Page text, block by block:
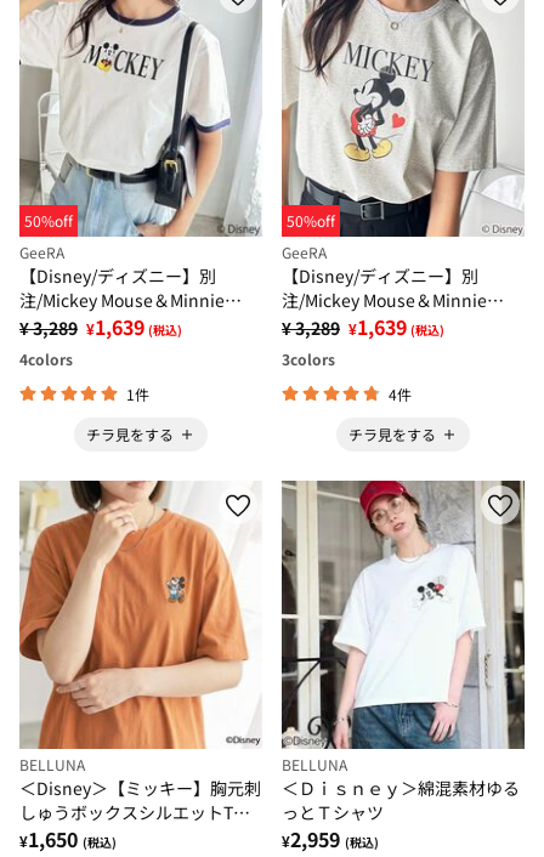
50%off
GeeRA
【Disney/ディズニー】別
注/Mickey Mouse＆Minnie
Mouse/リンガープリントTシャ
ツ
¥ 3,289 ¥1,639 (税込)
4colors
1件
チラ見をする
50%off
GeeRA
【Disney/ディズニー】別
注/Mickey Mouse＆Minnie
Mouse/ヴィンテージプリントT
シャツ
¥ 3,289 ¥1,639 (税込)
3colors
4件
チラ見をする
BELLUNA
＜Disney＞【ミッキー】胸元刺
しゅうボックスシルエットTシ
ャツ
¥1,650 (税込)
BELLUNA
＜Ｄｉｓｎｅｙ＞綿混素材ゆる
っとＴシャツ
¥2,959 (税込)